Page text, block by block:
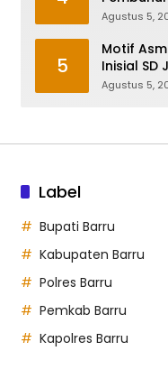
Online di
Agustus 5,
5
Motif
Inisial SD
Agustus 5,
Label
Bupati Barru
Kabupaten Barru
Polres Barru
Pemkab Barru
Kapolres Barru